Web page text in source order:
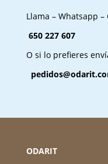
Llama – Whatsapp –
650 227 607
O si lo prefieres
ODARIT